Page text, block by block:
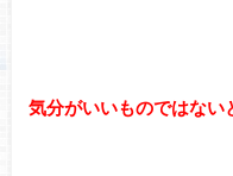
気分がいいものではない